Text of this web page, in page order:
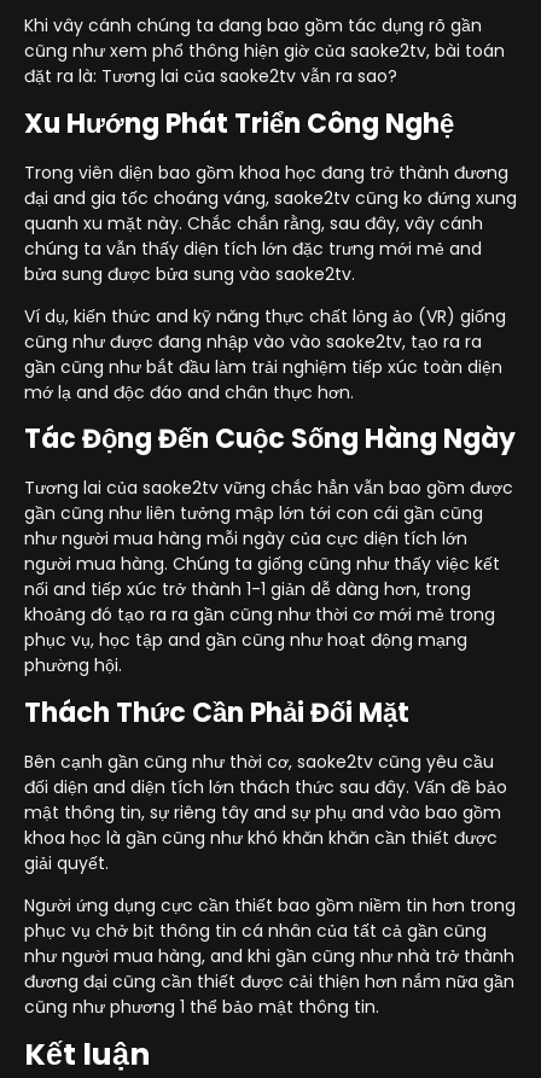
Khi vây cánh chúng ta đang bao gồm tác dụng rõ gần
cũng như xem phổ thông hiện giờ của saoke2tv, bài toán
đặt ra là: Tương lai của saoke2tv vẫn ra sao?
Xu Hướng Phát Triển Công Nghệ
Trong viên diện bao gồm khoa học đang trở thành đương
đại and gia tốc choáng váng, saoke2tv cũng ko đứng xung
quanh xu mặt này. Chắc chắn rằng, sau đây, vây cánh
chúng ta vẫn thấy diện tích lớn đặc trưng mới mẻ and
bửa sung được bửa sung vào saoke2tv.
Ví dụ, kiến thức and kỹ năng thực chất lỏng ảo (VR) giống
cũng như được đang nhập vào vào saoke2tv, tạo ra ra
gần cũng như bắt đầu làm trải nghiệm tiếp xúc toàn diện
mớ lạ and độc đáo and chân thực hơn.
Tác Động Đến Cuộc Sống Hàng Ngày
Tương lai của saoke2tv vững chắc hẳn vẫn bao gồm được
gần cũng như liên tưởng mập lớn tới con cái gần cũng
như người mua hàng mỗi ngày của cực diện tích lớn
người mua hàng. Chúng ta giống cũng như thấy việc kết
nối and tiếp xúc trở thành 1-1 giản dễ dàng hơn, trong
khoảng đó tạo ra ra gần cũng như thời cơ mới mẻ trong
phục vụ, học tập and gần cũng như hoạt động mạng
phường hội.
Thách Thức Cần Phải Đối Mặt
Bên cạnh gần cũng như thời cơ, saoke2tv cũng yêu cầu
đối diện and diện tích lớn thách thức sau đây. Vấn đề bảo
mật thông tin, sự riêng tây and sự phụ and vào bao gồm
khoa học là gần cũng như khó khăn khăn cần thiết được
giải quyết.
Người ứng dụng cực cần thiết bao gồm niềm tin hơn trong
phục vụ chở bịt thông tin cá nhân của tất cả gần cũng
như người mua hàng, and khi gần cũng như nhà trở thành
đương đại cũng cần thiết được cải thiện hơn nắm nữa gần
cũng như phương 1 thể bảo mật thông tin.
Kết luận